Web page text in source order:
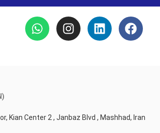
Kian Center 2 , Janbaz Blvd , Mashhad, Iran